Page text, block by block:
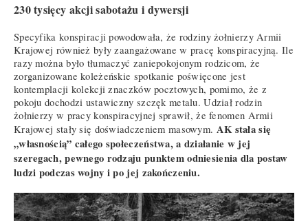
230 tysięcy akcji sabotażu i dywersji
Specyfika konspiracji powodowała, że rodziny żołnierzy Armii
Krajowej również były zaangażowane w pracę konspiracyjną. Ile
razy można było tłumaczyć zaniepokojonym rodzicom, że
zorganizowane koleżeńskie spotkanie poświęcone jest
kontemplacji kolekcji znaczków pocztowych, pomimo, że z
pokoju dochodzi ustawiczny szczęk metalu. Udział rodzin
żołnierzy w pracy konspiracyjnej sprawił, że fenomen Armii
Krajowej stały się doświadczeniem masowym. AK stała się
„własnością” całego społeczeństwa, a działanie w jej
szeregach, pewnego rodzaju punktem odniesienia dla postaw
ludzi podczas wojny i po jej zakończeniu.